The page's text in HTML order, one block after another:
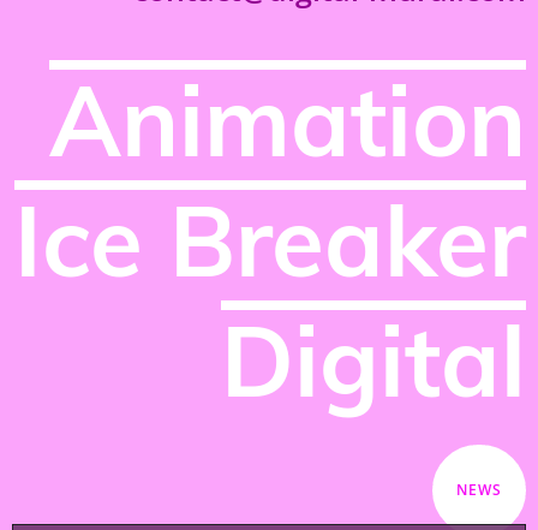
Animation
Ice Breaker
Digital
NEWS